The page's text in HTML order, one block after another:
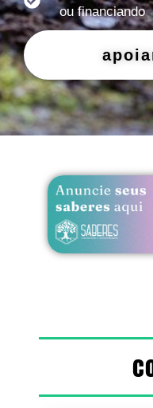
ou financiando